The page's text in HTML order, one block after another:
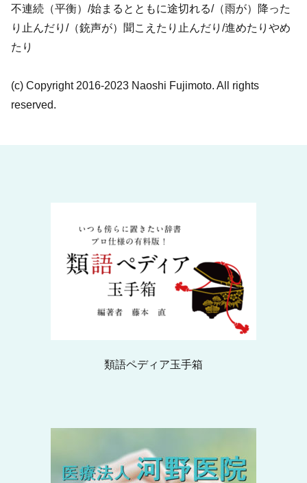
不連続（平衡）/始まるとともに途切れる/（雨が）降った
り止んだり/（銃声が）聞こえたり止んだり/進めたりやめ
たり
(c) Copyright 2016-2023 Naoshi Fujimoto. All rights
reserved.
類語ペディア玉手箱